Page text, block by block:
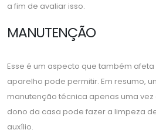
a fim de avaliar isso.
MANUTENÇÃO
Esse é um aspecto que também
aparelho pode permitir. Em resumo,
manutenção técnica apenas uma vez
dono da casa pode fazer a limpeza
auxílio.